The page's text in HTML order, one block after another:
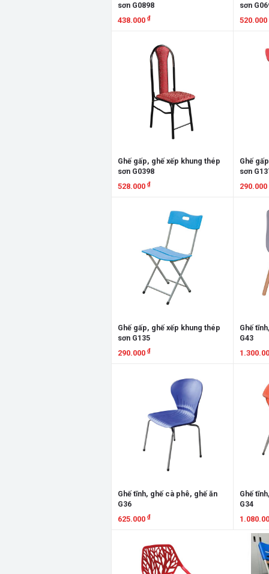
sơn G0898
438.000 ₫
sơn
520.000
Ghế gấp, ghế xếp khung thép
sơn G0398
528.000 ₫
Ghế
sơn
290.000
Ghế gấp, ghế xếp khung thép
sơn G135
290.000 ₫
Ghế
G43
Ghế tĩnh, ghế cà phê, ghế ăn
G36
625.000 ₫
Ghế
G34
Xem